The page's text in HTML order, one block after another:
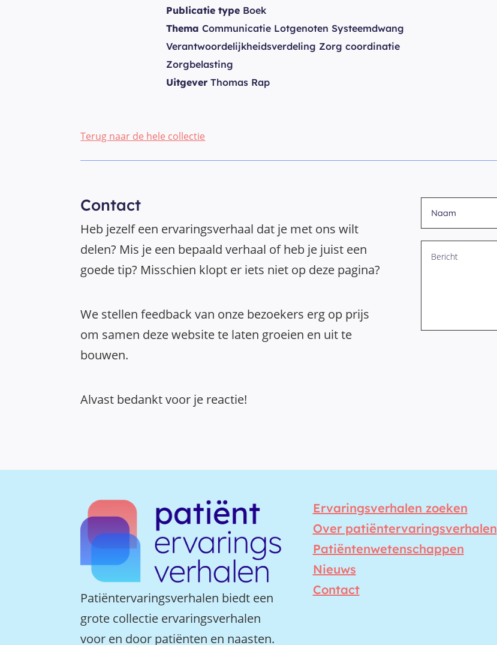
Publicatie type Boek
Thema Communicatie Lotgenoten Systeemdwang
Verantwoordelijkheidsverdeling Zorg coordinatie
Zorgbelasting
Uitgever Thomas Rap
Terug naar de hele collectie
Contact
Heb jezelf een ervaringsverhaal dat je met ons wilt
delen? Mis je een bepaald verhaal of heb je juist een
goede tip? Misschien klopt er iets niet op deze pagina?
We stellen feedback van onze bezoekers erg op prijs
om samen deze website te laten groeien en uit te
bouwen.
Alvast bedankt voor je reactie!
Patiëntervaringsverhalen biedt een
grote collectie ervaringsverhalen
voor en door patiënten en naasten.
Ervaringsverhalen zoeken
Over patiëntervaringsverhalen
Patiëntenwetenschappen
Nieuws
Contact